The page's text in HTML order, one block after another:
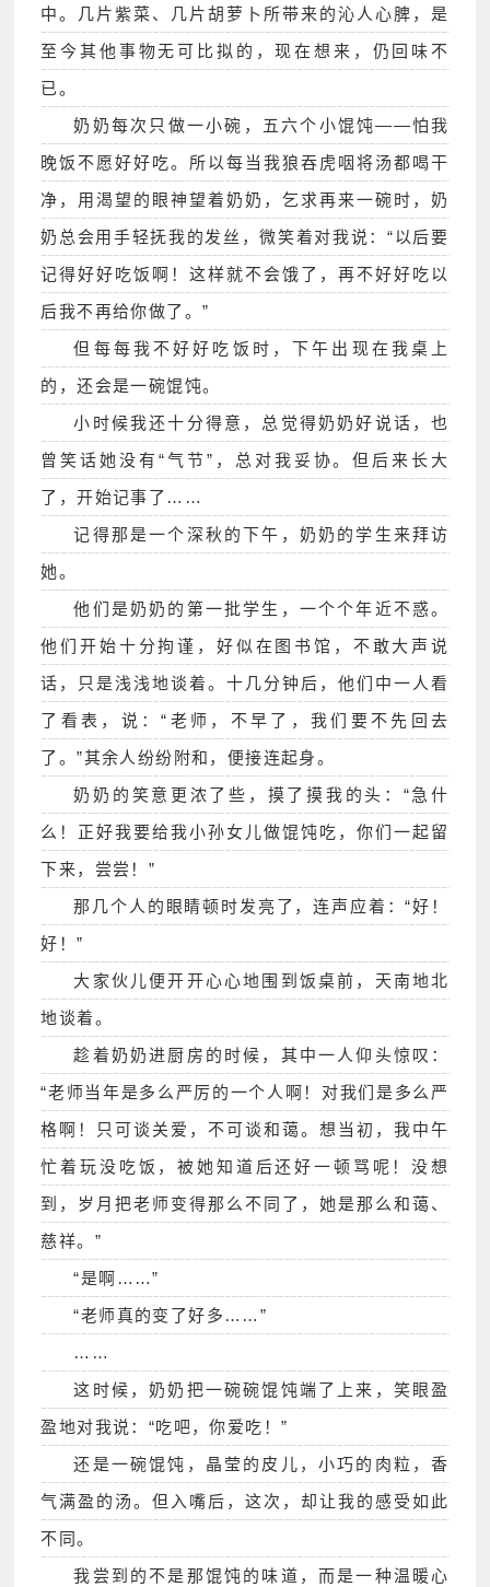
中。几片紫菜、几片胡萝卜所带来的沁人心脾，是
至今其他事物无可比拟的，现在想来，仍回味不
已。
奶奶每次只做一小碗，五六个小馄饨——怕我
晚饭不愿好好吃。所以每当我狼吞虎咽将汤都喝干
净，用渴望的眼神望着奶奶，乞求再来一碗时，奶
奶总会用手轻抚我的发丝，微笑着对我说：“以后要
记得好好吃饭啊！这样就不会饿了，再不好好吃以
后我不再给你做了。”
但每每我不好好吃饭时，下午出现在我桌上
的，还会是一碗馄饨。
小时候我还十分得意，总觉得奶奶好说话，也
曾笑话她没有“气节”，总对我妥协。但后来长大
了，开始记事了……
记得那是一个深秋的下午，奶奶的学生来拜访
她。
他们是奶奶的第一批学生，一个个年近不惑。
他们开始十分拘谨，好似在图书馆，不敢大声说
话，只是浅浅地谈着。十几分钟后，他们中一人看
了看表，说：“老师，不早了，我们要不先回去
了。”其余人纷纷附和，便接连起身。
奶奶的笑意更浓了些，摸了摸我的头：“急什
么！正好我要给我小孙女儿做馄饨吃，你们一起留
下来，尝尝！”
那几个人的眼睛顿时发亮了，连声应着：“好！
好！”
大家伙儿便开开心心地围到饭桌前，天南地北
地谈着。
趁着奶奶进厨房的时候，其中一人仰头惊叹：
“老师当年是多么严厉的一个人啊！对我们是多么严
格啊！只可谈关爱，不可谈和蔼。想当初，我中午
忙着玩没吃饭，被她知道后还好一顿骂呢！没想
到，岁月把老师变得那么不同了，她是那么和蔼、
慈祥。”
“是啊……”
“老师真的变了好多……”
……
这时候，奶奶把一碗碗馄饨端了上来，笑眼盈
盈地对我说：“吃吧，你爱吃！”
还是一碗馄饨，晶莹的皮儿，小巧的肉粒，香
气满盈的汤。但入嘴后，这次，却让我的感受如此
不同。
我尝到的不是那馄饨的味道，而是一种温暖心